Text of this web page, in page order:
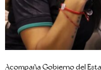
Acompaña Gobierno del